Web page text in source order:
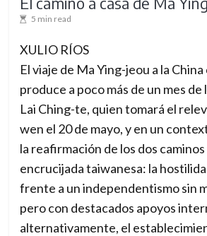
5 min read
XULIO RÍOS
El viaje de Ma Ying-jeou a la
produce a poco más de un mes de
Lai Ching-te, quien tomará el
wen el 20 de mayo, y en un
la reafirmación de los dos
encrucijada taiwanesa: la
frente a un independentismo sin
pero con destacados apoyos
alternativamente, el